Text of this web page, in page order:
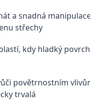
a snadná manipulace
střechy
kdy hladký povrch
povětrnostním
trvalá